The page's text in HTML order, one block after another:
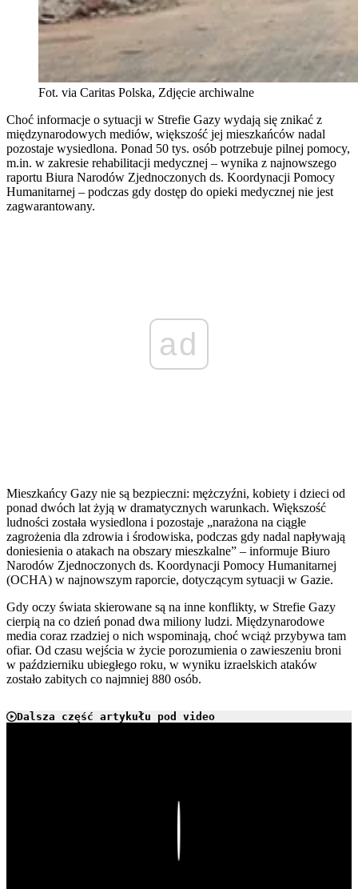
Fot. via Caritas Polska, Zdjęcie archiwalne
Choć informacje o sytuacji w Strefie Gazy wydają się znikać z
międzynarodowych mediów, większość jej mieszkańców nadal
pozostaje wysiedlona. Ponad 50 tys. osób potrzebuje pilnej pomocy,
m.in. w zakresie rehabilitacji medycznej – wynika z najnowszego
raportu Biura Narodów Zjednoczonych ds. Koordynacji Pomocy
Humanitarnej – podczas gdy dostęp do opieki medycznej nie jest
zagwarantowany.
ad
Mieszkańcy Gazy nie są bezpieczni: mężczyźni, kobiety i dzieci od
ponad dwóch lat żyją w dramatycznych warunkach. Większość
ludności została wysiedlona i pozostaje „narażona na ciągłe
zagrożenia dla zdrowia i środowiska, podczas gdy nadal napływają
doniesienia o atakach na obszary mieszkalne” – informuje Biuro
Narodów Zjednoczonych ds. Koordynacji Pomocy Humanitarnej
(OCHA) w najnowszym raporcie, dotyczącym sytuacji w Gazie.
Gdy oczy świata skierowane są na inne konflikty, w Strefie Gazy
cierpią na co dzień ponad dwa miliony ludzi. Międzynarodowe
media coraz rzadziej o nich wspominają, choć wciąż przybywa tam
ofiar. Od czasu wejścia w życie porozumienia o zawieszeniu broni
w październiku ubiegłego roku, w wyniku izraelskich ataków
zostało zabitych co najmniej 880 osób.
Dalsza część artykułu pod video